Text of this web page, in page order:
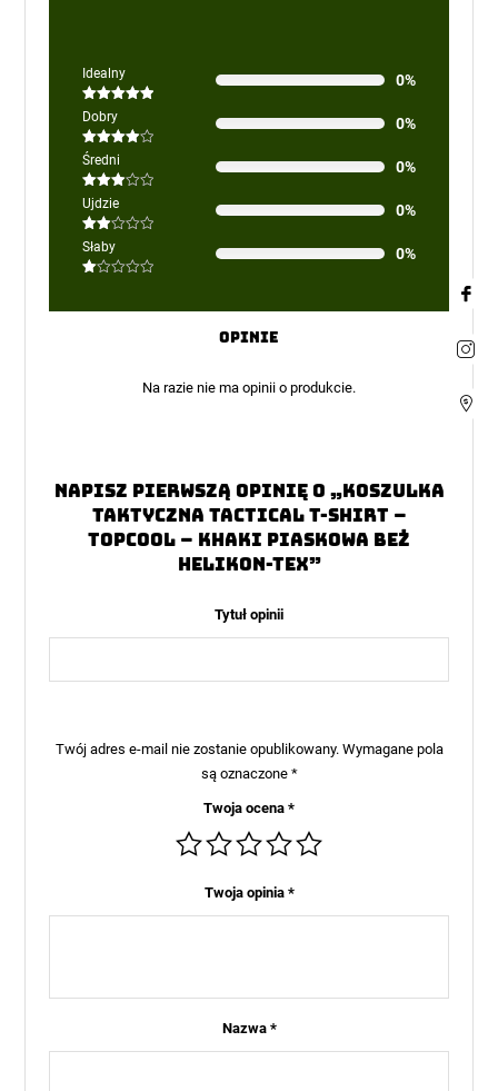
Idealny
Oceniono
na 5
0%
Dobry
Oceniono
4na 5
0%
Średni
Oceniono
3na 5
0%
Ujdzie
Oceniono
2na
5
0%
Słaby
na
0%
Opinie
Na razie nie ma opinii o produkcie.
Napisz pierwszą opinię o „Koszulka
taktyczna TACTICAL T-Shirt –
TopCool – Khaki Piaskowa Beż
Helikon-Tex”
Tytuł opinii
Twój adres e-mail nie zostanie opublikowany. Wymagane pola
są oznaczone *
Twoja ocena *
Twoja opinia *
Nazwa *